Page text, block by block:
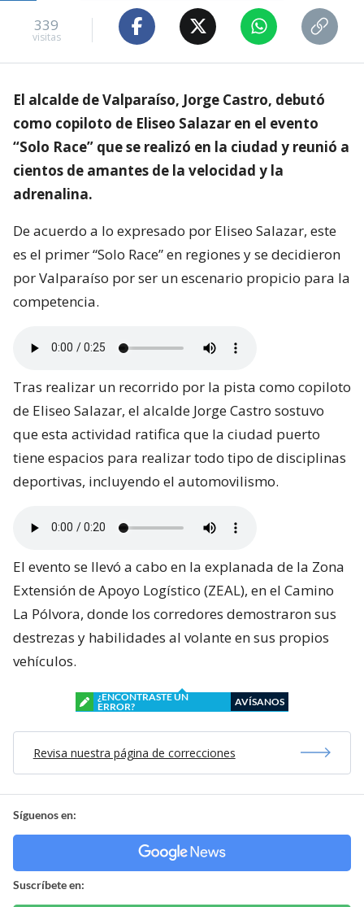
339
visitas
El alcalde de Valparaíso, Jorge Castro, debutó
como copiloto de Eliseo Salazar en el evento
“Solo Race” que se realizó en la ciudad y reunió a
cientos de amantes de la velocidad y la
adrenalina.
De acuerdo a lo expresado por Eliseo Salazar, este
es el primer “Solo Race” en regiones y se decidieron
por Valparaíso por ser un escenario propicio para la
competencia.
Tras realizar un recorrido por la pista como copiloto
de Eliseo Salazar, el alcalde Jorge Castro sostuvo
que esta actividad ratifica que la ciudad puerto
tiene espacios para realizar todo tipo de disciplinas
deportivas, incluyendo el automovilismo.
El evento se llevó a cabo en la explanada de la Zona
Extensión de Apoyo Logístico (ZEAL), en el Camino
La Pólvora, donde los corredores demostraron sus
destrezas y habilidades al volante en sus propios
vehículos.
¿ENCONTRASTE UN
ERROR?
AVÍSANOS
Revisa nuestra página de correcciones
Síguenos en:
Suscríbete en: